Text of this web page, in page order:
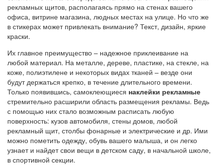
рекламных щитов, располагаясь прямо на стенах вашего
офиса, витрине магазина, людных местах на улице. Но что же
в стикерах может привлекать внимание? Текст, дизайн, яркие
краски.
Их главное преимущество – надежное приклеивание на
любой материал. На металле, дереве, пластике, на стекле, на
коже, полиэтилене и некоторых видах тканей – везде они
будут держаться крепко, в течение длительного времени.
Только появившись, самоклеющиеся наклейки рекламные
стремительно расширили область размещения рекламы. Ведь
с помощью них стало возможным расписать любую
поверхность: кузов автомобиля, стены домов, любой
рекламный щит, столбы фонарные и электрические и др. Ими
можно пометить одежду, обувь вашего малыша, и он легко
узнает и найдет свои вещи в детском саду, в начальной школе,
в спортивной секции.